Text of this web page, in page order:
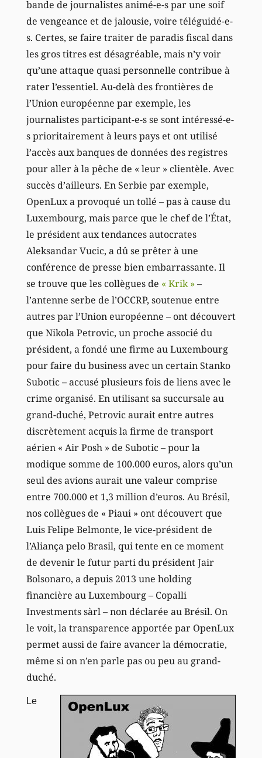
bande de journalistes animé-e-s par une soif
de vengeance et de jalousie, voire téléguidé-e-
s. Certes, se faire traiter de paradis fiscal dans
les gros titres est désagréable, mais n’y voir
qu’une attaque quasi personnelle contribue à
rater l’essentiel. Au-delà des frontières de
l’Union européenne par exemple, les
journalistes participant-e-s se sont intéressé-e-
s prioritairement à leurs pays et ont utilisé
l’accès aux banques de données des registres
pour aller à la pêche de « leur » clientèle. Avec
succès d’ailleurs. En Serbie par exemple,
OpenLux a provoqué un tollé – pas à cause du
Luxembourg, mais parce que le chef de l’État,
le président aux tendances autocrates
Aleksandar Vucic, a dû se prêter à une
conférence de presse bien embarrassante. Il
se trouve que les collègues de « Krik »–
l’antenne serbe de l’OCCRP, soutenue entre
autres par l’Union européenne – ont découvert
que Nikola Petrovic, un proche associé du
président, a fondé une firme au Luxembourg
pour faire du business avec un certain Stanko
Subotic – accusé plusieurs fois de liens avec le
crime organisé. En utilisant sa succursale au
grand-duché, Petrovic aurait entre autres
discrètement acquis la firme de transport
aérien « Air Posh » de Subotic – pour la
modique somme de 100.000 euros, alors qu’un
seul des avions aurait une valeur comprise
entre 700.000 et 1,3 million d’euros. Au Brésil,
nos collègues de « Piaui » ont découvert que
Luis Felipe Belmonte, le vice-président de
l’Aliança pelo Brasil, qui tente en ce moment
de devenir le futur parti du président Jair
Bolsonaro, a depuis 2013 une holding
financière au Luxembourg – Copalli
Investments sàrl – non déclarée au Brésil. On
le voit, la transparence apportée par OpenLux
permet aussi de faire avancer la démocratie,
même si on n’en parle pas ou peu au grand-
duché.
Le